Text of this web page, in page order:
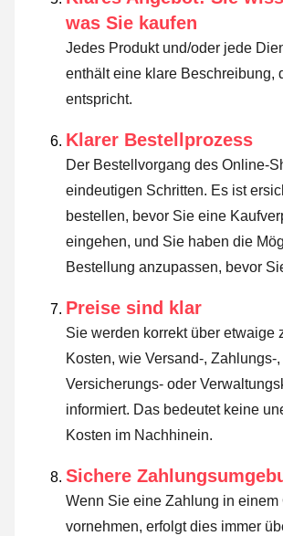
was Sie kaufen
Jedes Produkt und/oder jede
enthält eine klare Beschreibung,
entspricht.
Klarer Bestellprozess
Der Bestellvorgang des Online-
eindeutigen Schritten. Es ist
bestellen, bevor Sie eine
eingehen, und Sie haben die
Bestellung anzupassen, bevor
Preise sind klar
Sie werden korrekt über etwaige
Kosten, wie Versand-, Zahlungs-,
Versicherungs- oder
informiert. Das bedeutet keine
Kosten im Nachhinein.
Sichere
Wenn Sie eine Zahlung in einem
vornehmen, erfolgt dies immer